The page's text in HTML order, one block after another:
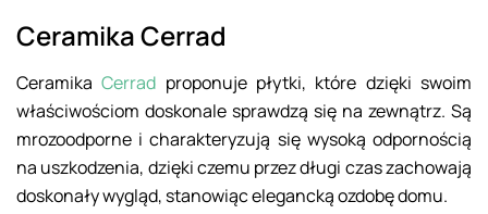
Ceramika Cerrad
CeramikaCerrad proponuje płytki, które dzięki swoim
właściwościom doskonale sprawdzą się na zewnątrz. Są
mrozoodporne i charakteryzują się wysoką odpornością
na uszkodzenia, dzięki czemu przez długi czas zachowają
doskonały wygląd, stanowiąc elegancką ozdobę domu.